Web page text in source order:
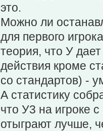
это.
Можно ли
для первого
теория, что У
действия кроме
со стандартов) -
А статистику
что У3 на игроке
отыграют лучше,